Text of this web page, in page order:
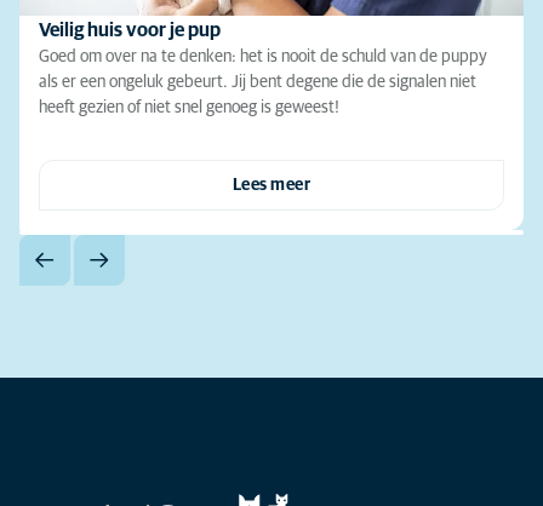
Veilig huis voor je pup
Goed om over na te denken: het is nooit de schuld van de puppy
als er een ongeluk gebeurt. Jij bent degene die de signalen niet
heeft gezien of niet snel genoeg is geweest!
Lees meer